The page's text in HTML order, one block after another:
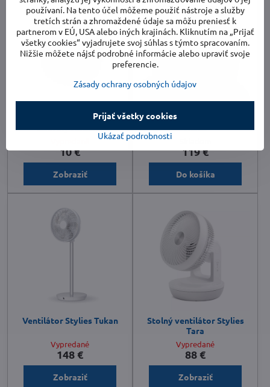
Stylies Aróma gél
10 €
Zobraziť
Zvlhčovač vzduchu Stylies
119 €
Do košíka
Ventilátor Stylies Tukan
Vypredané
148 €
Zobraziť
Stolný ventilátor Stylies
Tara
Vypredané
88 €
Zobraziť
používaní. Na tento účel môžeme použiť nástroje a služby
tretích strán a zhromaždené údaje sa môžu preniesť k
partnerom v EÚ, USA alebo iných krajinách. Kliknutím na „Prijať
všetky cookies“ vyjadrujete svoj súhlas s týmto spracovaním.
Nižšie môžete nájsť podrobné informácie alebo upraviť svoje
preferencie.
Zásady ochrany osobných údajov
Ukázať podrobnosti
Prijať všetky cookies